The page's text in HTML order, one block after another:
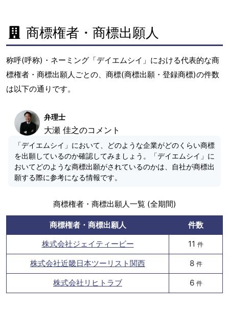
商標権者・商標出願人
称呼(呼称)・ネーミング「デイエムシイ」における代表的な商
標権者・商標出願人ごとの、商標(商標出願・登録商標)の件数
は以下の通りです。
弁理士
大瀬 佳之のコメント
「デイエムシイ」において、どのような企業がどのくらい商標
を出願しているのか確認してみましょう。「デイエムシイ」に
おいてどのような商標出願がされているのかは、自社が商標出
願する際に参考になる情報です。
商標権者・商標出願人一覧 (全期間)
商標権者・商標出願人
件数
株式会社ジェイティービー
11 件
株式会社近畿日本ツーリスト関西 8 件
株式会社リヒトラブ 6 件